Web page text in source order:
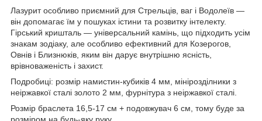
Лазурит особливо приємний для Стрельців, ваг і Водолеїв —
він допомагає їм у пошуках істини та розвитку інтелекту.
Гірський кришталь — універсальний камінь, що підходить усім
знакам зодіаку, але особливо ефективний для Козерогов,
Овнів і Близнюків, яким він дарує внутрішню ясність,
врівноваженість і захист.
Подробиці: розмір намистин-кубиків 4 мм, мінірозділники з
неіржавкої сталі золото 2 мм, фурнітура з неіржавкої сталі.
Розмір браслета 16,5-17 см + подовжувач 6 см, тому буде за
розміром на будь-яку руку.